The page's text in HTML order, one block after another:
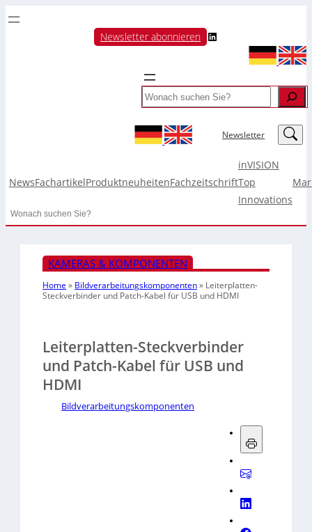
Newsletter abonnieren LinkedIn
Search
Newsletter LinkedIn
NewsFachartikelProduktneuheitenFachzeitschrift
inVISION
Top
Innovations
Search
KAMERAS & KOMPONENTEN
Home » Bildverarbeitungskomponenten» Leiterplatten-
Steckverbinder und Patch-Kabel für USB und HDMI
Leiterplatten-Steckverbinder
und Patch-Kabel für USB und
HDMI
Bildverarbeitungskomponenten